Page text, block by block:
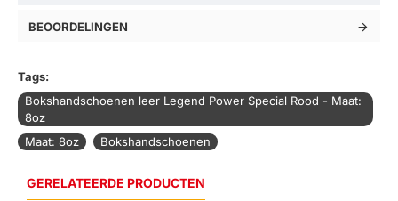
BEOORDELINGEN
Tags:
Bokshandschoenen leer Legend Power Special Rood - Maat:
8oz
Maat: 8oz
Bokshandschoenen
GERELATEERDE PRODUCTEN